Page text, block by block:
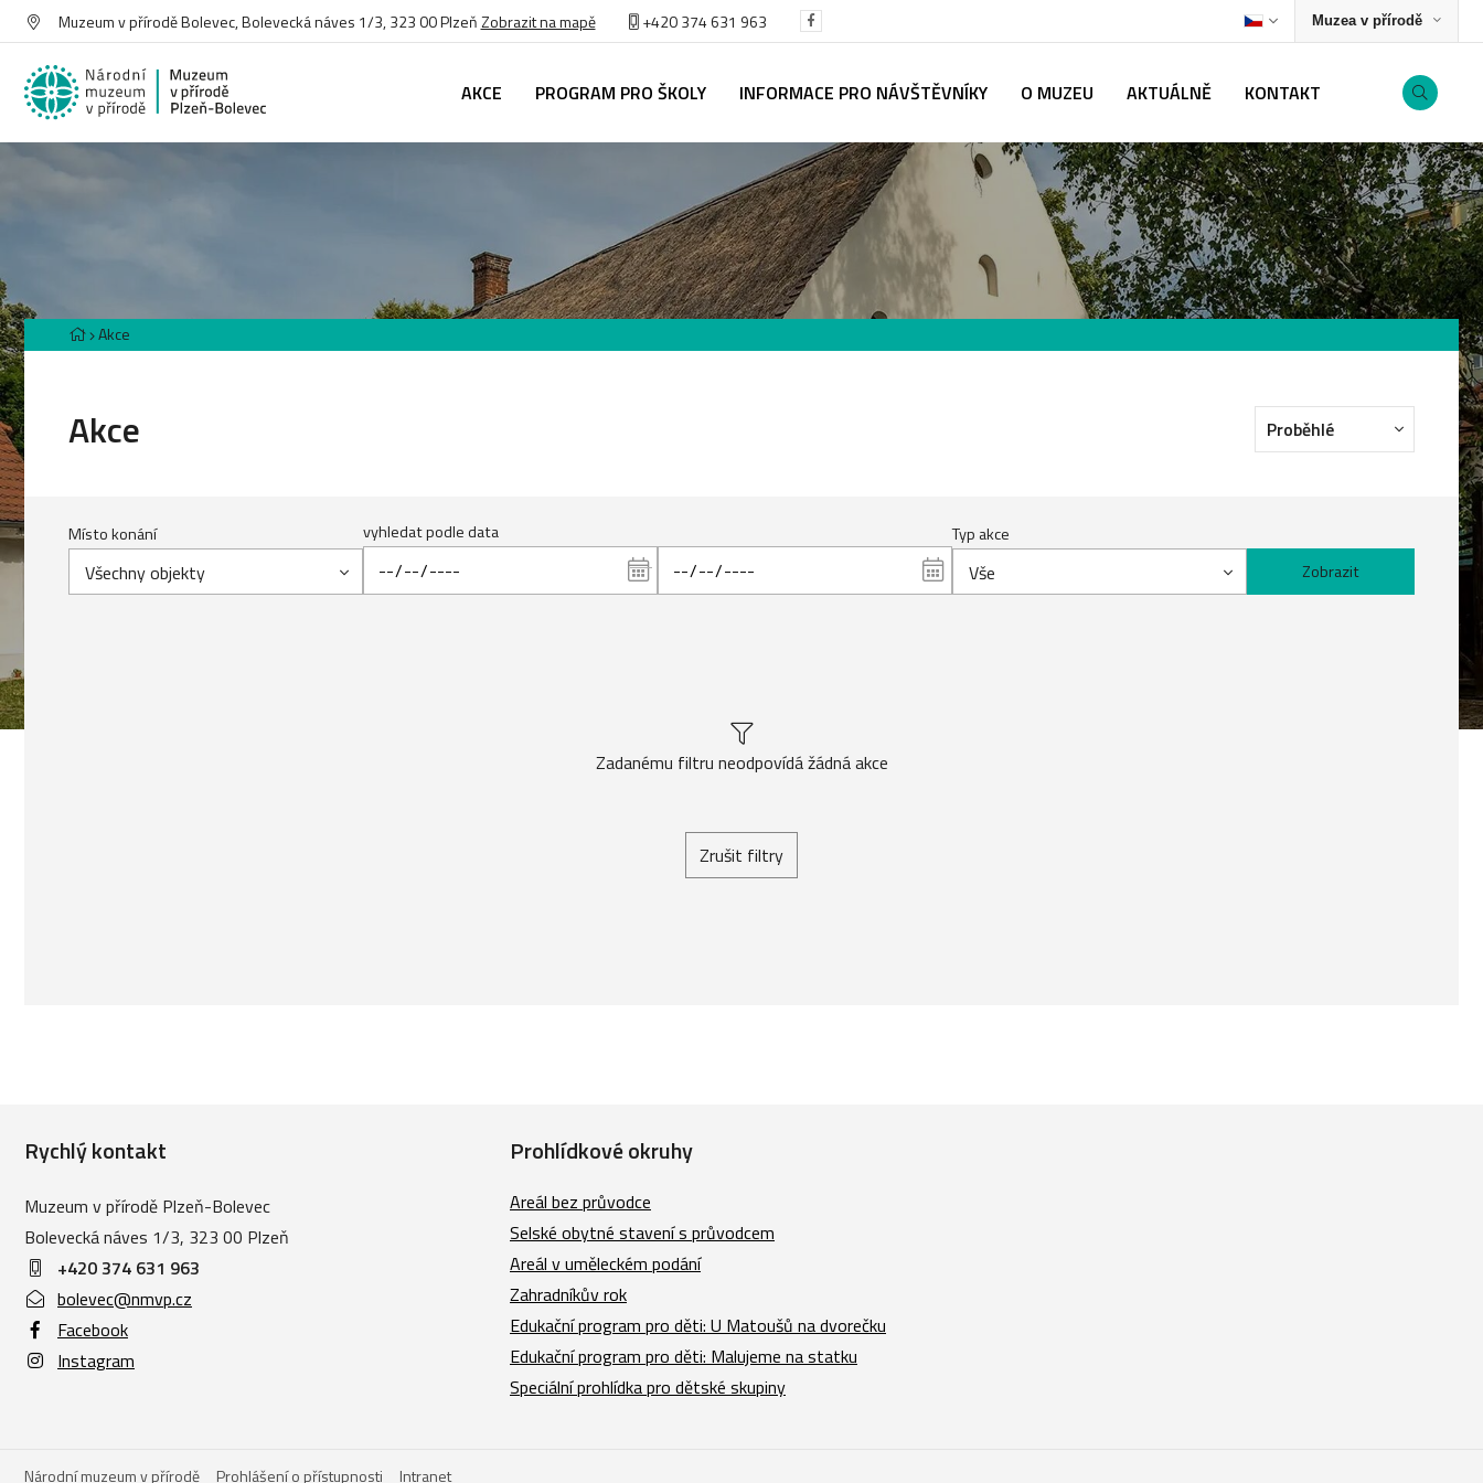
Muzeum v přírodě Bolevec, Bolevecká náves 1/3, 323 00 PlzeňZobrazit na mapě +420374 631 963 Muzea v přírodě
AKCE PROGRAM PRO ŠKOLY INFORMACE PRO NÁVŠTĚVNÍKY O MUZEU AKTUÁLNĚ KONTAKT
Akce
Akce Proběhlé
Místo konání
Všechny objekty
vyhledat podle data Typ akce
Vše Zobrazit
Zadanému filtru neodpovídá žádná akce
Zrušit filtry
Rychlý kontakt
Muzeum v přírodě Plzeň-Bolevec
Bolevecká náves 1/3, 323 00 Plzeň
+420 374 631 963
bolevec@nmvp.cz
Facebook
Instagram
Prohlídkové okruhy
Areál bez průvodce
Selské obytné stavení s průvodcem
Areál v uměleckém podání
Zahradníkův rok
Edukační program pro děti: U Matoušů na dvorečku
Edukační program pro děti: Malujeme na statku
Speciální prohlídka pro dětské skupiny
Národní muzeum v přírodě Prohlášení o přístupnosti Intranet